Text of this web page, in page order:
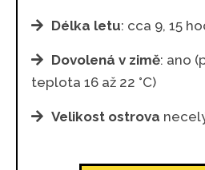
Délka letu: cca 9, 15
Dovolená v zimě: ano
teplota 16 až 22 °C)
Velikost ostrova